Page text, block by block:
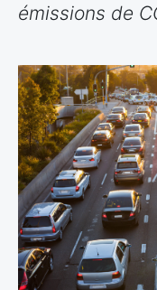
émissions de